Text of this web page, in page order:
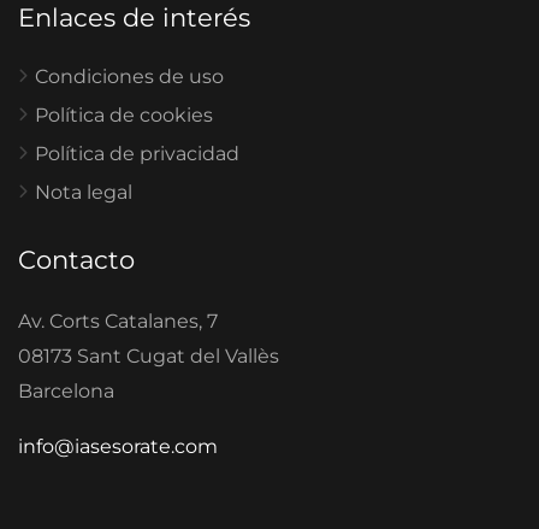
Enlaces de interés
Condiciones de uso
Política de cookies
Política de privacidad
Nota legal
Contacto
Av. Corts Catalanes, 7
08173 Sant Cugat del Vallès
Barcelona
info@iasesorate.com